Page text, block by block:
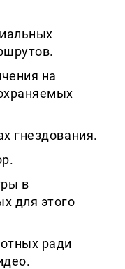
на
гнездования.
в
для этого
ради